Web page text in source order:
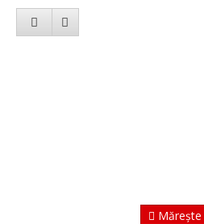
Mărește